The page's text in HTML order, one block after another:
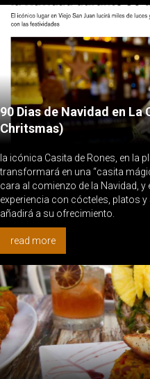
90 Dias de Navidad en La
Chritsmas)
la icónica Casita de Rones, en la
transformará en una “casita
cara al comienzo de la Navidad,
experiencia con cócteles, platos
añadirá a su ofrecimiento.
read more